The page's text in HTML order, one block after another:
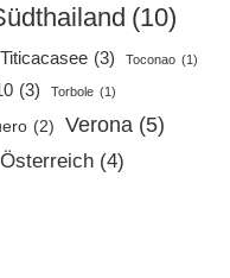
(10)
Titicacasee (3) Toconao (1)
(3) Torbole (1)
(2) Verona (5)
Österreich (4)